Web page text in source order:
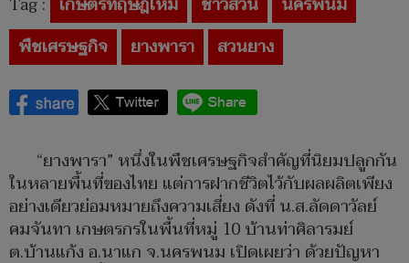
พืชเศรษฐกิจ
ยางพารา สวนยาง
“ยางพารา” หนึ่งในพืชเศรษฐกิจสำคัญที่นิยมปลูกกัน
ในหลายพื้นที่ของไทย แต่การฝากชีวิตไว้กับผลผลิตเพียง
อย่างเดียวย่อมหมายถึงความเสี่ยง ดังที่ น.ส.ลัดดาวัลย์
คมจันทา เกษตรกรในพื้นที่หมู่ 10 บ้านท่าศิลารมย์
ต.บ้านแก้ง อ.นาแก จ.นครพนม เปิดเผยว่า ด้วยปัญหา